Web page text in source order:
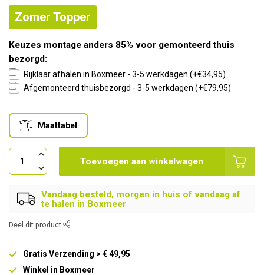
Zomer Topper
Keuzes montage anders 85% voor gemonteerd thuis
bezorgd:
Rijklaar afhalen in Boxmeer - 3-5 werkdagen (+€34,95)
Afgemonteerd thuisbezorgd - 3-5 werkdagen (+€79,95)
Maattabel
Toevoegen aan winkelwagen
Vandaag besteld, morgen in huis of vandaag af
te halen in Boxmeer
Deel dit product
Gratis Verzending > € 49,95
Winkel in Boxmeer